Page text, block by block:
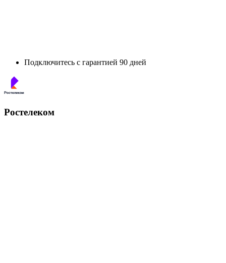
Подключитесь с гарантией 90 дней
Ростелеком